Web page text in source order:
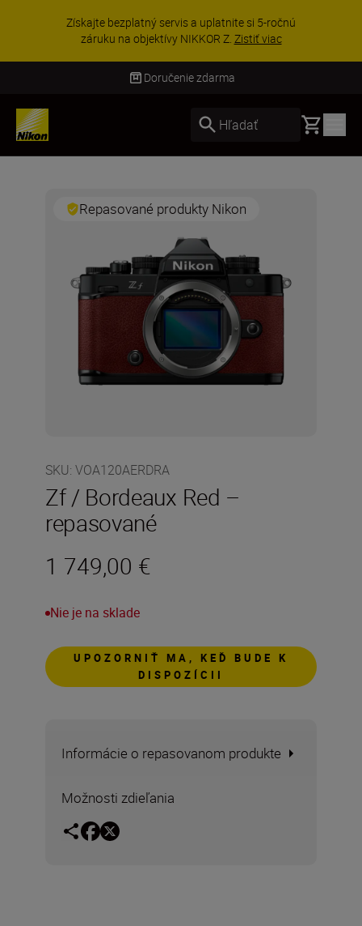
Získajte bezplatný servis a uplatnite si 5-ročnú
záruku na objektívy NIKKOR Z. Zistiť viac
Doručenie zdarma
Hľadať Basket
Repasované produkty Nikon
SKU: VOA120AERDRA
Zf / Bordeaux Red –
repasované
1 749,00 €
Nie je na sklade
UPOZORNIŤ MA, KEĎ BUDE K
DISPOZÍCII
Informácie o repasovanom produkte
Možnosti zdieľania